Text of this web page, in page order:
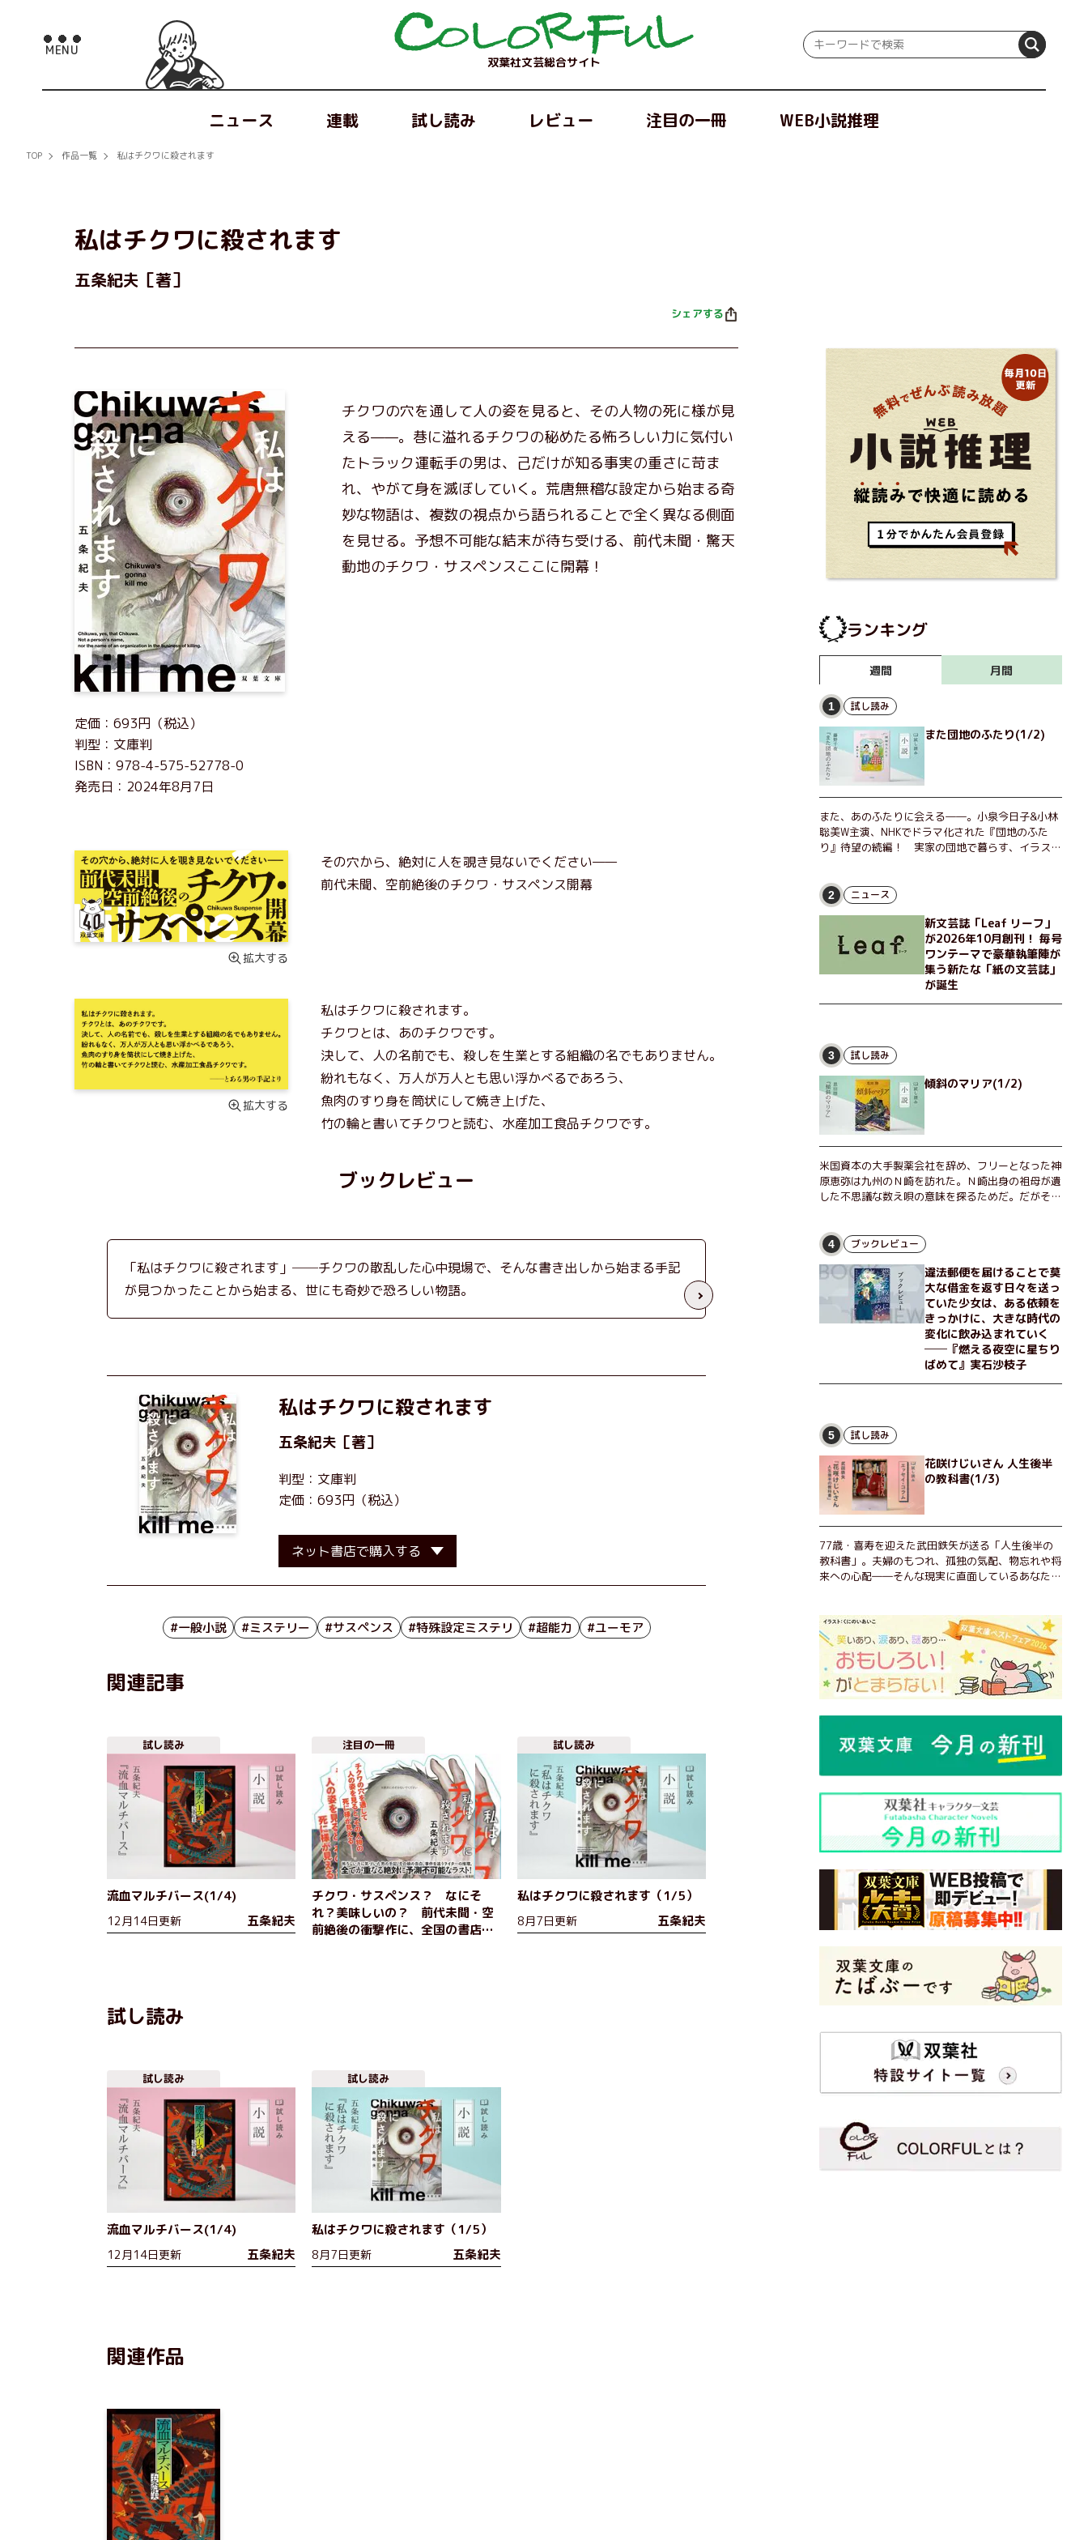
双葉社文芸総合サイト
ニュース 連載 試し読み レビュー 注目の一冊 WEB小説推理
TOP 作品一覧 私はチクワに殺されます
私はチクワに殺されます
五条紀夫［著］
シェアする
定価：693円（税込）
判型：文庫判
ISBN：978-4-575-52778-0
発売日：2024年8月7日
チクワの穴を通して人の姿を見ると、その人物の死に様が見
える——。巷に溢れるチクワの秘めたる怖ろしい力に気付い
たトラック運転手の男は、己だけが知る事実の重さに苛ま
れ、やがて身を滅ぼしていく。荒唐無稽な設定から始まる奇
妙な物語は、複数の視点から語られることで全く異なる側面
を見せる。予想不可能な結末が待ち受ける、前代未聞・驚天
動地のチクワ・サスペンスここに開幕！
拡大する
その穴から、絶対に人を覗き見ないでください——
前代未聞、空前絶後のチクワ・サスペンス開幕
拡大する
私はチクワに殺されます。
チクワとは、あのチクワです。
決して、人の名前でも、殺しを生業とする組織の名でもありません。
紛れもなく、万人が万人とも思い浮かべるであろう、
魚肉のすり身を筒状にして焼き上げた、
竹の輪と書いてチクワと読む、水産加工食品チクワです。
ブックレビュー
「私はチクワに殺されます」──チクワの散乱した心中現場で、そんな書き出しから始まる手記
が見つかったことから始まる、世にも奇妙で恐ろしい物語。
私はチクワに殺されます
五条紀夫 ［著］
判型：文庫判
定価：693円（税込）
ネット書店で購入する
#一般小説 #ミステリー #サスペンス #特殊設定ミステリ #超能力 #ユーモア
関連記事
試し読み
流血マルチバース(1/4)
12月14日更新 五条紀夫
注目の一冊
チクワ・サスペンス？ なにそ
れ？美味しいの？ 前代未聞・空
前絶後の衝撃作に、全国の書店員
試し読み
私はチクワに殺されます（1/5）
8月7日更新 五条紀夫
試し読み
試し読み
流血マルチバース(1/4)
12月14日更新 五条紀夫
試し読み
私はチクワに殺されます（1/5）
8月7日更新 五条紀夫
関連作品
ランキング
週間 月間
1 試し読み
また団地のふたり(1/2)
また、あのふたりに会える――。小泉今日子&小林
聡美W主演、NHKでドラマ化された『団地のふた
り』待望の続編！ 実家の団地で暮らす、イラスト
ょっとした贅沢を楽しんだり、近所のおばちゃんの
恋バナを聞いてあげたり、部屋でふたりだけの「台
湾映画祭」を催したり。50代独身、幼なじみの変
わらぬ友情とささやかな幸せの日々を描く。
2 ニュース
新文芸誌「Leaf リーフ」
が2026年10月創刊！ 毎号
ワンテーマで豪華執筆陣が
集う新たな「紙の文芸誌」
が誕生
3 試し読み
傾斜のマリア(1/2)
米国資本の大手製薬会社を辞め、フリーとなった神
原恵弥は九州のＮ崎を訪れた。Ｎ崎出身の祖母が遺
した不思議な数え唄の意味を探るためだ。だがそん
出島で見つかったある物質について博士の意見を聞
きたいという。恵弥は、まるで影のような存在の博
士とまみえることはできるのか？ そして、唄の歌
詞「かたむくマリア」に込められた秘密とは？ 謎
めいたラストが鮮烈な余韻を残すシリーズ第四作！
4 ブックレビュー
違法郵便を届けることで莫
大な借金を返す日々を送っ
ていた少女は、ある依頼を
きっかけに、大きな時代の
変化に飲み込まれていく
──『燃える夜空に星ちり
ばめて』実石沙枝子
5 試し読み
花咲けじいさん 人生後半
の教科書(1/3)
77歳・喜寿を迎えた武田鉄矢が送る「人生後半の
教科書」。夫婦のもつれ、孤独の気配、物忘れや将
来への心配――そんな現実に直面しているあなた
経験をもとに繰り出される持論は説得力満点。まだ
まだ人生これから！ 読むだけで前向きになれる一
冊。